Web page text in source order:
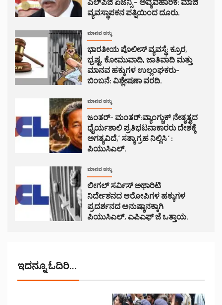
ವ್ಯವಸ್ಥಾಪಕನ ಪತ್ನಿಯಿಂದ ದೂರು.
ಮಾನವ ಹಕ್ಕು
ಭಾರತೀಯ ಪೊಲೀಸ್ ವ್ಯವಸ್ಥೆ: ಕ್ರೂರ,
ಭ್ರಷ್ಟ, ಕೋಮುವಾದಿ, ಜಾತಿವಾದಿ ಮತ್ತು
ಮಾನವ ಹಕ್ಕುಗಳ ಉಲ್ಲಂಘಕರು-
ಬಿಂಬನೆ: ವಿಶ್ಲೇಷಣಾ ವರದಿ.
ಮಾನವ ಹಕ್ಕು
ಜಂತರ್- ಮಂತರ್:ವ್ಯಾಂಗ್ಚುಕ್ ನೇತೃತ್ವದ
ಧೈರ್ಯಶಾಲಿ ಪ್ರತಿಭಟನಾಕಾರರು ದೇಶಕ್ಕೆ
ಅಗತ್ಯವಿದೆ,’ ಸತ್ಯಾಗ್ರಹ ನಿಲ್ಲಿಸಿ ‘ :
ಪಿಯುಸಿಎಲ್.
ಮಾನವ ಹಕ್ಕು
ಲೀಗಲ್ ಸರ್ವಿಸ್ ಅಥಾರಿಟಿ
ನಿರ್ದೇಶನದ ಆರೋಪಿಗಳ ಹಕ್ಕುಗಳ
ಪ್ರದರ್ಶನದ ಅನುಷ್ಠಾನಕ್ಕಾಗಿ
ಪಿಯುಸಿಎಲ್, ಎಪಿಎಫ್ ಜೆ ಒತ್ತಾಯ.
ಇದನ್ನೂ ಓದಿರಿ...